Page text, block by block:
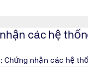
các hệ
Chứng nhận các hệ